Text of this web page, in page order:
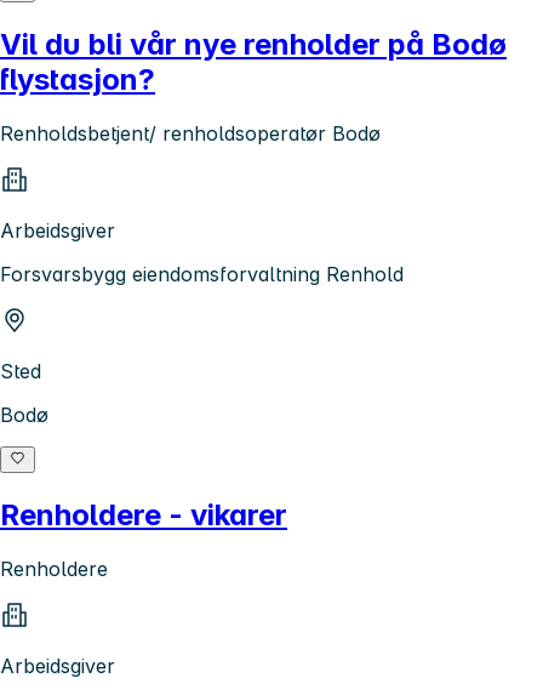
Vil du bli vår nye renholder på Bodø
flystasjon?
Renholdsbetjent/ renholdsoperatør Bodø
Arbeidsgiver
Forsvarsbygg eiendomsforvaltning Renhold
Sted
Bodø
Renholdere - vikarer
Renholdere
Arbeidsgiver